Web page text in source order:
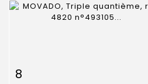
Fiche détaillée
8